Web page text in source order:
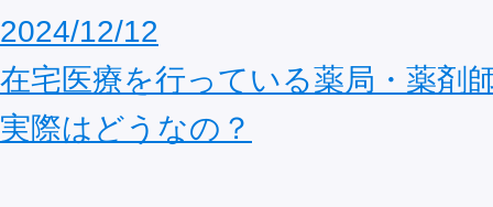
2024/12/12
在宅医療を行っている薬局・薬剤
実際はどうなの？